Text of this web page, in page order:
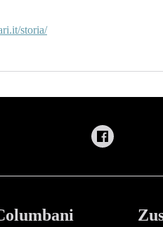
storia/